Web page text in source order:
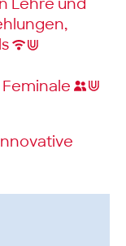
Lehre und
Feminale